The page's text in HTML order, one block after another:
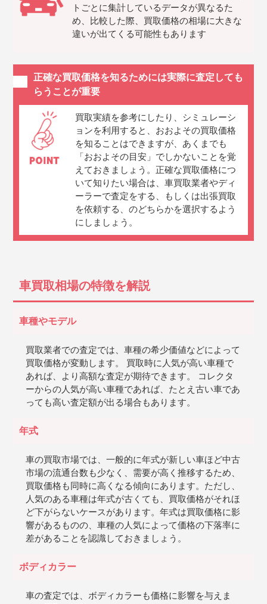
トごとに集計しているデータが異なるた
め、比較した際、買取価格の相場に大きな
違いが出てくる可能性もあります
正確な買取価格を知るためには実際に査定しても
らうことが重要
買取実績を参考にしたり、シミュレーシ
ョンを利用すると、おおよその買取価格
を知ることはできますが、あくまでも
「おおよその目安」でしかないことを覚
えておきましょう。正確な買取価格につ
いて知りたい場合は、車買取業者やディ
ーラーで査定をする、もしくは出張買取
を依頼する、のどちらかを選択するよう
にしましょう。
車買取相場の特徴を解説
車種やモデル
買取業者での査定では、車種の希少価値などによって
買取価格が変動します。 買取時に人気が高い車種で
あれば、より高額な査定が期待できます。 コレクタ
ーからの人気が高い車種であれば、たとえ古い車であ
っても高い査定額が出る場合もあります。
年式
車の買取市場では、一般的に年式が新しい車ほど中古
市場の流通台数も少なく、需要が高く推移するため、
買取価格も同時に高くなる傾向にあります。ただし、
人気のある車種は年式が古くても、買取価格がそれほ
ど下がらないケースがあります。年式は買取価格に影
響があるものの、車種の人気によって価格の下落率に
差があることを認識しておきましょう。
ボディカラー
車の査定では、ボディカラーも価格に影響を与えま